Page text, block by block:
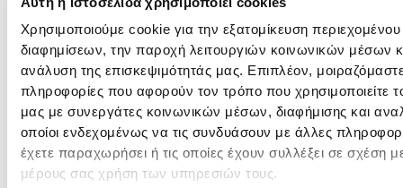
Χρησιμοποιούμε cookie για την εξατομίκευση περιεχομένου
διαφημίσεων, την παροχή λειτουργιών κοινωνικών μέσων
ανάλυση της επισκεψιμότητάς μας. Επιπλέον,
πληροφορίες που αφορούν τον τρόπο που χρησιμοποιείτε
μας με συνεργάτες κοινωνικών μέσων, διαφήμισης και
οποίοι ενδεχομένως να τις συνδυάσουν με άλλες
έχετε παραχωρήσει ή τις οποίες έχουν συλλέξει σε σχέση
μέρους σας χρήση των υπηρεσιών τους.
μετακίνηση του
νεογνού
Φωτοθεραπείες
τεχνολογίας για την
αντιμετώπιση του
ίκτερου, είτε το
νεογνό βρίσκεται σε
θερμοκοιτίδα ή στην
κούνια